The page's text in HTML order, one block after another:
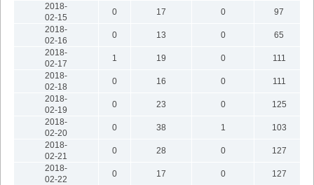
2018-
02-15
0 17 0
97
2018-
02-16
0 13 0
65
2018-
02-17
1 19 0
111
2018-
02-18
0 16 0
111
2018-
02-19
0 23 0
125
2018-
02-20
0 38 1
103
2018-
02-21
0 28 0
127
2018-
02-22
0 17 0
127